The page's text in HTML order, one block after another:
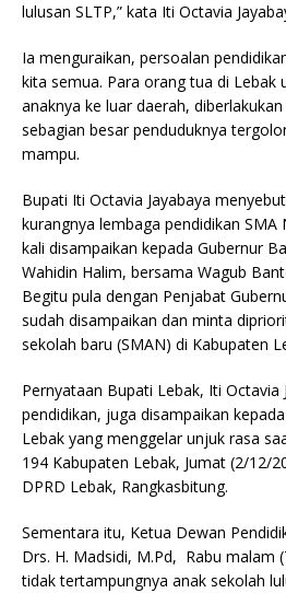
lulusan SLTP,” kata Iti Octavia
Ia menguraikan, persoalan
kita semua. Para orang tua di Lebak
anaknya ke luar daerah,
sebagian besar penduduknya
mampu.
Bupati Iti Octavia Jayabaya
kurangnya lembaga pendidikan SMA
kali disampaikan kepada Gubernur
Wahidin Halim, bersama Wagub
Begitu pula dengan Penjabat
sudah disampaikan dan minta
sekolah baru (SMAN) di Kabupaten
Pernyataan Bupati Lebak, Iti Octavia
pendidikan, juga disampaikan
Lebak yang menggelar unjuk rasa
194 Kabupaten Lebak, Jumat (2/12/
DPRD Lebak, Rangkasbitung.
Sementara itu, Ketua Dewan
Drs. H. Madsidi, M.Pd, Rabu malam
tidak tertampungnya anak sekolah